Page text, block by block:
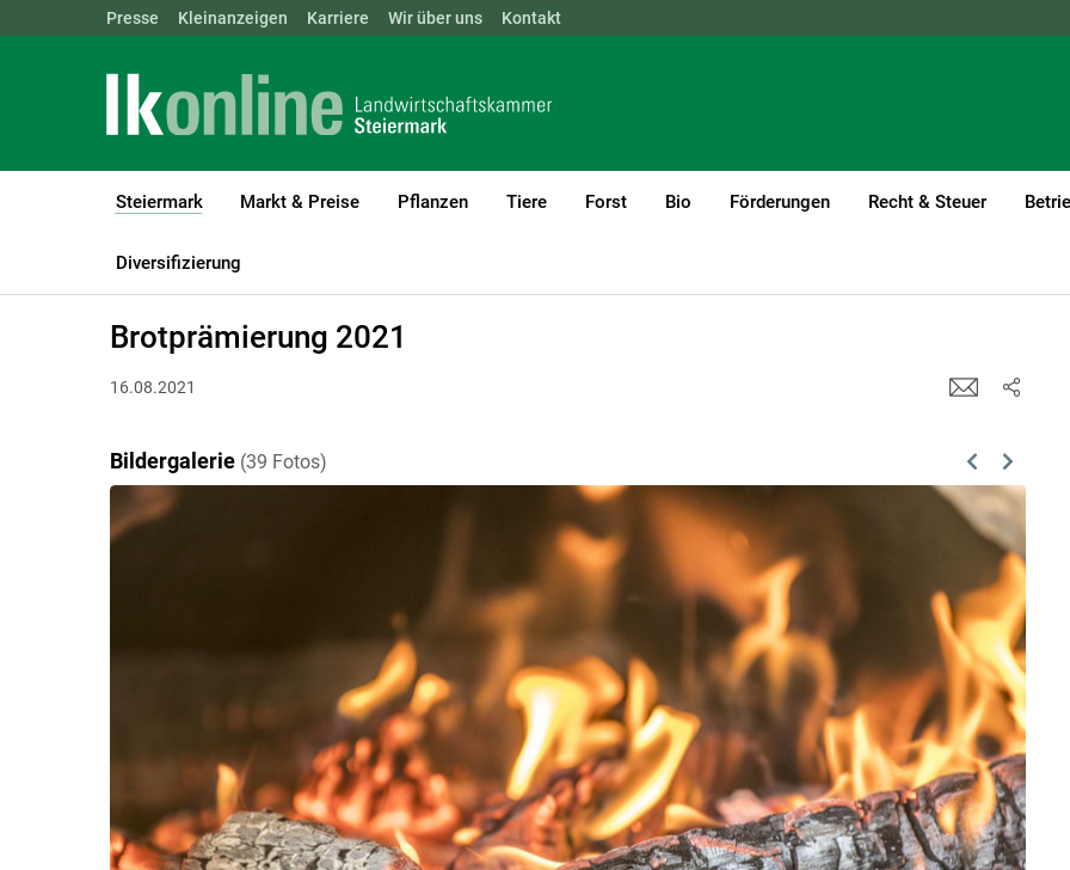
Landwirtschaftskammern: ÖSTERREICH BGLD KTN NÖ
Presse Kleinanzeigen Karriere Wir über uns Kontakt
Steiermark
(current)1
Markt & Preise Pflanzen Tiere Forst Bio Förderungen Recht & Steuer
Diversifizierung
LK Steiermark Steiermark
Brotprämierung 2021
16.08.2021
Bildergalerie (39 Fotos) Previous
Next